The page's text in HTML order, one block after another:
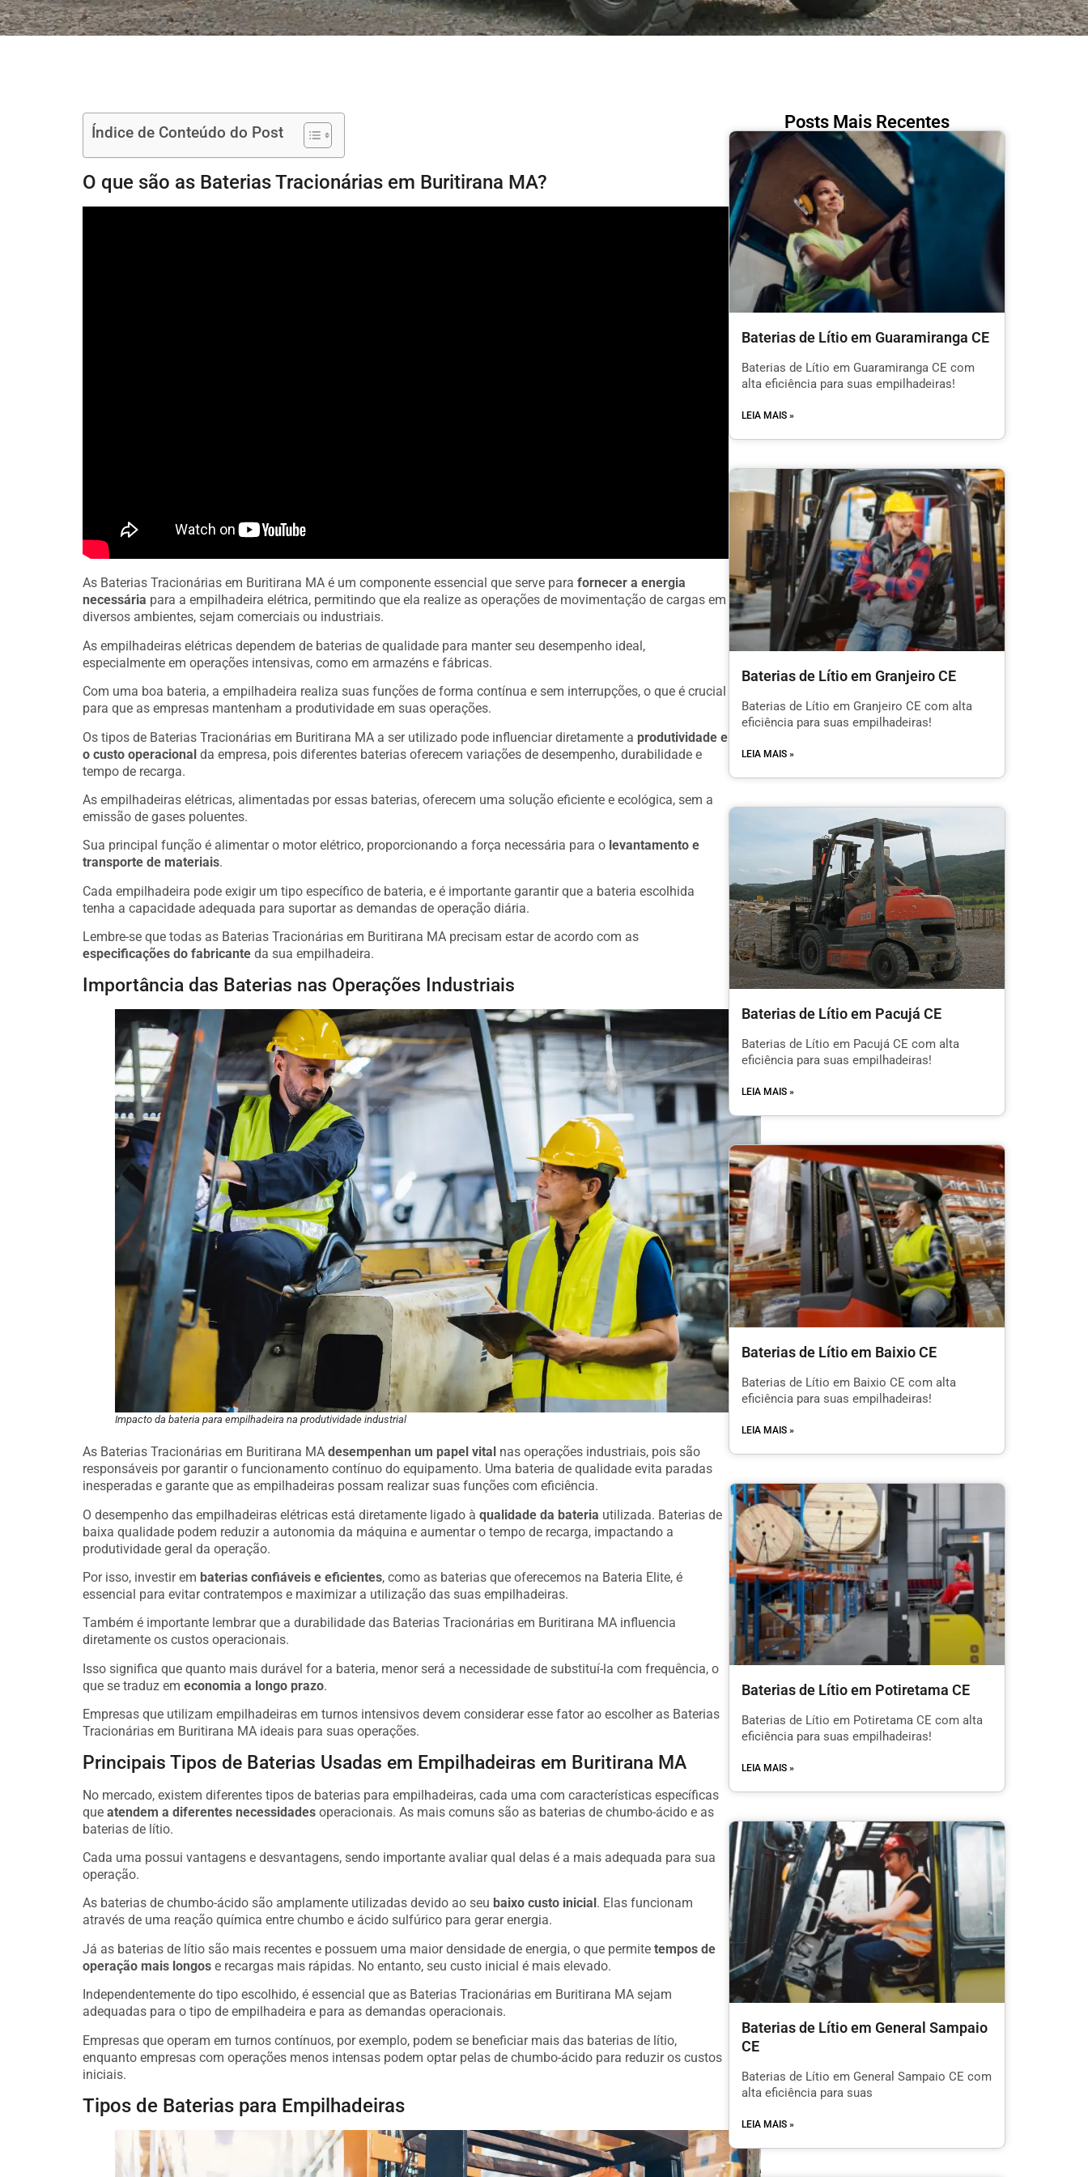
Índice de Conteúdo do Post
O que são as Baterias Tracionárias em Buritirana MA?
As Baterias Tracionárias em Buritirana MA é um componente essencial que serve para fornecer a energia
necessária para a empilhadeira elétrica, permitindo que ela realize as operações de movimentação de cargas em
diversos ambientes, sejam comerciais ou industriais.
As empilhadeiras elétricas dependem de baterias de qualidade para manter seu desempenho ideal,
especialmente em operações intensivas, como em armazéns e fábricas.
Com uma boa bateria, a empilhadeira realiza suas funções de forma contínua e sem interrupções, o que é crucial
para que as empresas mantenham a produtividade em suas operações.
Os tipos de Baterias Tracionárias em Buritirana MA a ser utilizado pode influenciar diretamente a produtividade e
o custo operacional da empresa, pois diferentes baterias oferecem variações de desempenho, durabilidade e
tempo de recarga.
As empilhadeiras elétricas, alimentadas por essas baterias, oferecem uma solução eficiente e ecológica, sem a
emissão de gases poluentes.
Sua principal função é alimentar o motor elétrico, proporcionando a força necessária para o levantamento e
transporte de materiais.
Cada empilhadeira pode exigir um tipo específico de bateria, e é importante garantir que a bateria escolhida
tenha a capacidade adequada para suportar as demandas de operação diária.
Lembre-se que todas as Baterias Tracionárias em Buritirana MA precisam estar de acordo com as
especificações do fabricante da sua empilhadeira.
Importância das Baterias nas Operações Industriais
Impacto da bateria para empilhadeira na produtividade industrial
As Baterias Tracionárias em Buritirana MA desempenhan um papel vital nas operações industriais, pois são
responsáveis por garantir o funcionamento contínuo do equipamento. Uma bateria de qualidade evita paradas
inesperadas e garante que as empilhadeiras possam realizar suas funções com eficiência.
O desempenho das empilhadeiras elétricas está diretamente ligado à qualidade da bateria utilizada. Baterias de
baixa qualidade podem reduzir a autonomia da máquina e aumentar o tempo de recarga, impactando a
produtividade geral da operação.
Por isso, investir em baterias confiáveis e eficientes, como as baterias que oferecemos na Bateria Elite, é
essencial para evitar contratempos e maximizar a utilização das suas empilhadeiras.
Também é importante lembrar que a durabilidade das Baterias Tracionárias em Buritirana MA influencia
diretamente os custos operacionais.
Isso significa que quanto mais durável for a bateria, menor será a necessidade de substituí-la com frequência, o
que se traduz em economia a longo prazo.
Empresas que utilizam empilhadeiras em turnos intensivos devem considerar esse fator ao escolher as Baterias
Tracionárias em Buritirana MA ideais para suas operações.
Principais Tipos de Baterias Usadas em Empilhadeiras em Buritirana MA
No mercado, existem diferentes tipos de baterias para empilhadeiras, cada uma com características específicas
que atendem a diferentes necessidades operacionais. As mais comuns são as baterias de chumbo-ácido e as
baterias de lítio.
Cada uma possui vantagens e desvantagens, sendo importante avaliar qual delas é a mais adequada para sua
operação.
As baterias de chumbo-ácido são amplamente utilizadas devido ao seu baixo custo inicial . Elas funcionam
através de uma reação química entre chumbo e ácido sulfúrico para gerar energia.
Já as baterias de lítio são mais recentes e possuem uma maior densidade de energia, o que permite tempos de
operação mais longos e recargas mais rápidas. No entanto, seu custo inicial é mais elevado.
Independentemente do tipo escolhido, é essencial que as Baterias Tracionárias em Buritirana MA sejam
adequadas para o tipo de empilhadeira e para as demandas operacionais.
Empresas que operam em turnos contínuos, por exemplo, podem se beneficiar mais das baterias de lítio,
enquanto empresas com operações menos intensas podem optar pelas de chumbo-ácido para reduzir os custos
iniciais.
Tipos de Baterias para Empilhadeiras
Posts Mais Recentes
Baterias de Lítio em Guaramiranga CE
Baterias de Lítio em Guaramiranga CE com
alta eficiência para suas empilhadeiras!
LEIA MAIS »
Baterias de Lítio em Granjeiro CE
Baterias de Lítio em Granjeiro CE com alta
eficiência para suas empilhadeiras!
LEIA MAIS »
Baterias de Lítio em Pacujá CE
Baterias de Lítio em Pacujá CE com alta
eficiência para suas empilhadeiras!
LEIA MAIS »
Baterias de Lítio em Baixio CE
Baterias de Lítio em Baixio CE com alta
eficiência para suas empilhadeiras!
LEIA MAIS »
Baterias de Lítio em Potiretama CE
Baterias de Lítio em Potiretama CE com alta
eficiência para suas empilhadeiras!
LEIA MAIS »
Baterias de Lítio em General Sampaio
CE
Baterias de Lítio em General Sampaio CE com
alta eficiência para suas
LEIA MAIS »